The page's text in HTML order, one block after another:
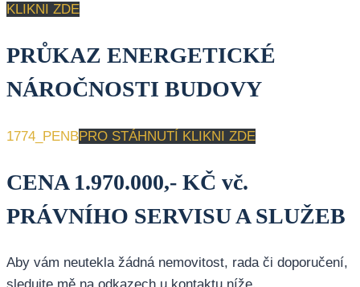
KLIKNI ZDE
PRŮKAZ ENERGETICKÉ
NÁROČNOSTI BUDOVY
1774_PENBPRO STÁHNUTÍ KLIKNI ZDE
CENA 1.970.000,- KČ vč.
PRÁVNÍHO SERVISU A SLUŽEB
Aby vám neutekla žádná nemovitost, rada či doporučení,